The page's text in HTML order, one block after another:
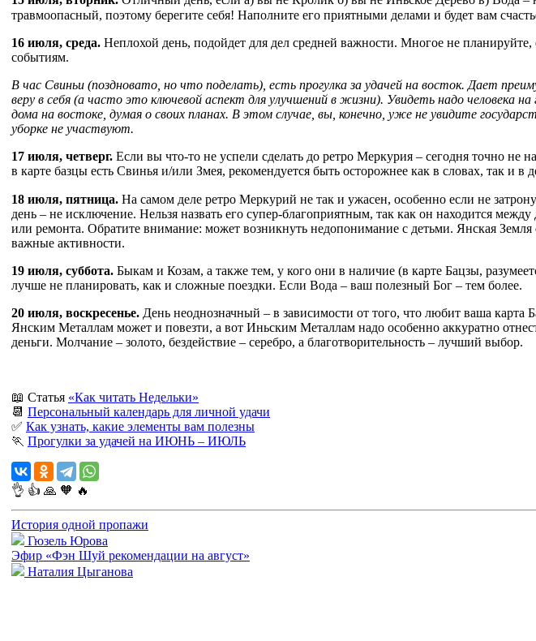
травмоопасный, поэтому берегите себя! Наполните его приятными делами и будет вам
16 июля, среда. Неплохой день, подойдет для дел средней важности. Многое не
событиям.
В час Свиньи (поздновато, но что поделать), есть прогулка за удачей на восток. Дает
веру в себя (а часто это ключевой аспект для улучшений в жизни). Увидеть надо человека
дома на востоке, думая о своих планах. В этом случае, вы, конечно, уже не увидите
уборке не участвуют.
17 июля, четверг. Если вы что-то не успели сделать до ретро Меркурия – сегодня точно не
в карте базцы есть Свинья и/или Змея, рекомендуется быть осторожнее как в словах, так и
18 июля, пятница. На самом деле ретро Меркурий не так и ужасен, особенно если не
день – не исключение. Нельзя назвать его супер-благоприятным, так как он находится
или ремонта. Обратите внимание: может возникнуть недопонимание с детьми. Янская
важные активности.
19 июля, суббота. Быкам и Козам, а также тем, у кого они в наличие (в карте Бацзы,
лучше не планировать, как и сложные поездки. Если Вода – ваш полезный Бог – тем более.
20 июля, воскресенье. День неоднозначный – в зависимости от того, что любит ваша
Янским Металлам может и повезти, а вот Иньским Металлам надо особенно аккуратно
деньги. Молчание – золото, бездействие – серебро, а благотворительность – лучший выбор.
📖 Статья «Как читать Недельки»
📆 Персональный календарь для личной удачи
✅ Как узнать, какие элементы вам полезны
🏃 Прогулки за удачей на ИЮНЬ – ИЮЛЬ
👌 👍 🙏 🧡 🔥
История одной пропажи
Гюзель Юрова
Эфир «Фэн Шуй рекомендации на август»
Наталия Цыганова